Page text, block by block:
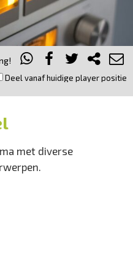
Deel vanaf huidige player positie
met diverse